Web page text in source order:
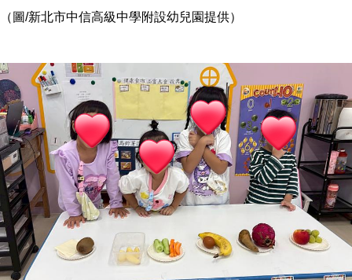
（圖/新北市中信高級中學附設幼兒園提供）